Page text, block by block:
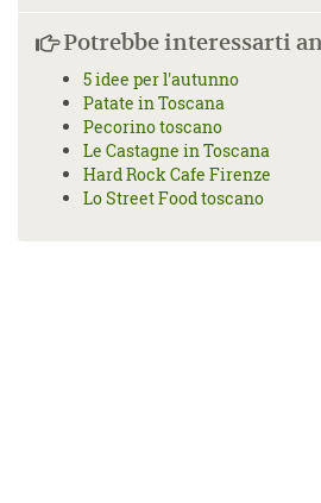
Potrebbe interessarti
5 idee per l'autunno
Patate in Toscana
Pecorino toscano
Le Castagne in Toscana
Hard Rock Cafe Firenze
Lo Street Food toscano